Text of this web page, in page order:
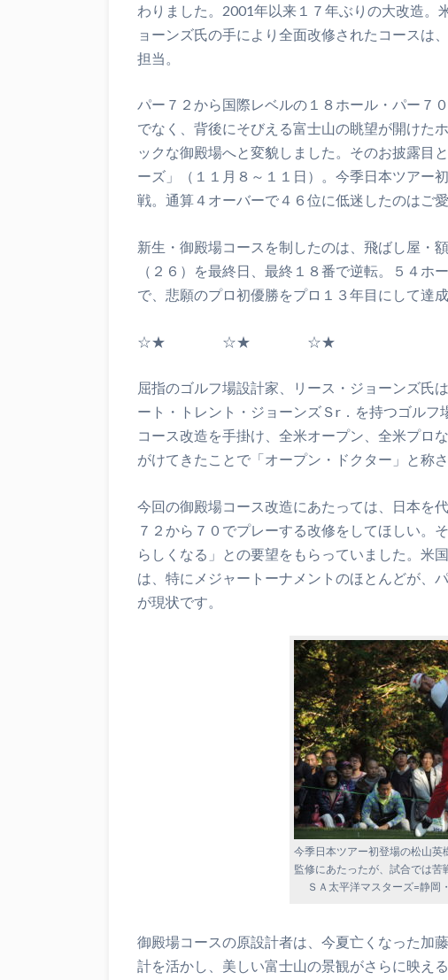
わりました。2001年以来１７年ぶりの大改造。
ョーンズ氏の手により全面改修されたコースは
担当。
パー７２から国際レベルの１８ホール・パー７
でなく、背後にそびえる富士山の眺望が開けた
ックな御殿場へと変貌しました。そのお披露目
ーズ」（１１月８～１１日）。今季日本ツアー
戦。通算４オーバーで４６位に低迷したのはご愛
新生・御殿場コースを制したのは、飛ばし屋・
（２６）を最終日、最終１８番で逆転。５４ホ
で、悲願のプロ初優勝をプロ１３年目にして達成
☆★ ☆★ ☆★
屈指のゴルフ場設計家、リース・ジョーンズ氏
ート・トレント・ジョーンズＳr．を持つゴル
コース改造を手掛け、全米オープン、全米プロ
がけてきたことで「オープン・ドクター」と称さ
今回の御殿場コース改造にあたっては、日本を
７２から７０でプレーする改修をしてほしい。
らしくなる」との要望をもらっていました。米
は、特にメジャートーナメントのほとんどが、
が現状です。
今季日本ツアー初登場の松山英
監修にあたったが、試合では苦
ＳＡ太平洋マスターズ=静岡
御殿場コースの原設計者は、今夏亡くなった加
計を活かし、美しい富士山の景観がさらに映え